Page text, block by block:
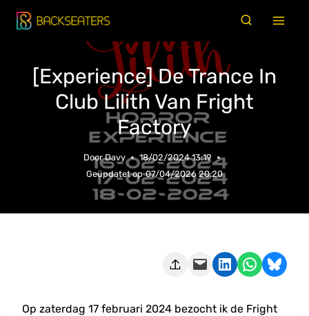
Doorgaan
naar
[Experience] De Trance In
Club Lilith Van Fright
Factory
Door Davy
18/02/2024 13:19
Geüpdatet op 07/04/2026 20:20
Deze pagina e-mailen Delen op LinkedIn Delen via WhatsApp Share on Bluesky
Op zaterdag 17 februari 2024 bezocht ik de Fright